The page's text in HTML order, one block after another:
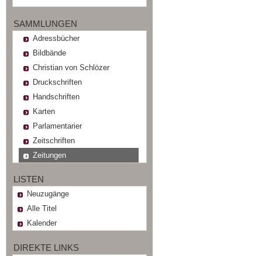
SAMMLUNGEN
Adressbücher
Bildbände
Christian von Schlözer
Druckschriften
Handschriften
Karten
Parlamentarier
Zeitschriften
Zeitungen
LISTEN
Neuzugänge
Alle Titel
Kalender
DIREKTE LINKS